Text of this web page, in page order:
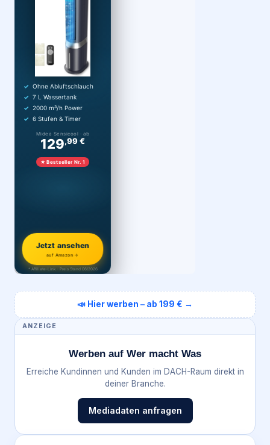
Ohne Abluftschlauch
7 L Wassertank
2000 m³/h Power
6 Stufen & Timer
Midea Sensicool · ab
129,99 €
★ Bestseller Nr. 1
Jetzt ansehen
auf Amazon →
* Affiliate-Link · Preis Stand 06/2026
📣 Hier werben – ab 199 € →
ANZEIGE
Werben auf Wer macht Was
Erreiche Kundinnen und Kunden im DACH-Raum direkt in
deiner Branche.
Mediadaten anfragen